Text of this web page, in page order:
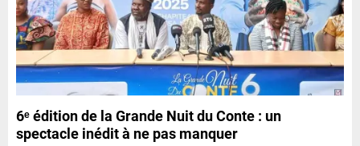
6ᵉ édition de la Grande Nuit du Conte : un
spectacle inédit à ne pas manquer